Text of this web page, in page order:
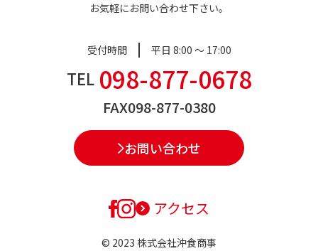
お気軽にお問い合わせ下さい。
受付時間 平日 8:00 ～ 17:00
TEL 098-877-0678
FAX098-877-0380
お問い合わせ
アクセス
© 2023 株式会社沖食商事